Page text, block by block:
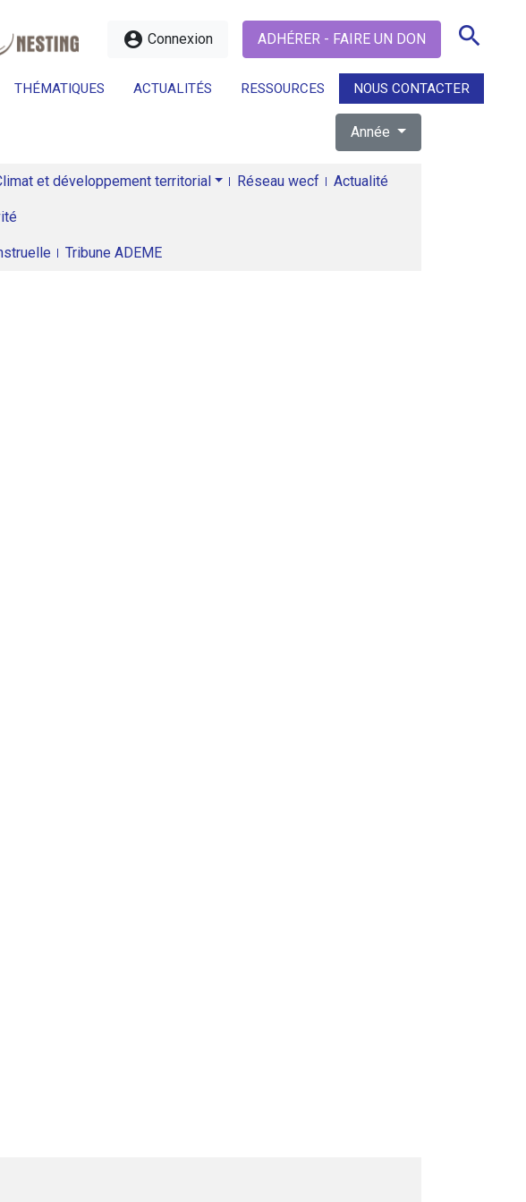
account_circle Connexion ADHÉRER - FAIRE UN DON search
THÉMATIQUES ACTUALITÉS RESSOURCES NOUS CONTACTER
search
Année
et développement territorial Réseau wecf Actualité
Tribune ADEME